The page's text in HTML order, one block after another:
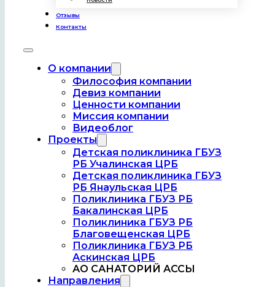
Отзывы
Контакты
О компании
Философия компании
Девиз компании
Ценности компании
Миссия компании
Видеоблог
Проекты
Детская поликлиника ГБУЗ
РБ Учалинская ЦРБ
Детская поликлиника ГБУЗ
РБ Янаульская ЦРБ
Поликлиника ГБУЗ РБ
Бакалинская ЦРБ
Поликлиника ГБУЗ РБ
Благовещенская ЦРБ
Поликлиника ГБУЗ РБ
Аскинская ЦРБ
АО САНАТОРИЙ АССЫ
Направления